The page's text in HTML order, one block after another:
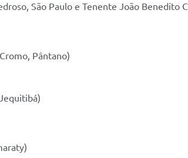
São Paulo e Tenente João Benedito
Pântano)